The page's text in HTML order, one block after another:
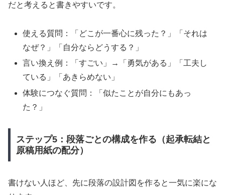
だと考えると書きやすいです。
使える質問：「どこが一番心に残った？」「それは
なぜ？」「自分ならどうする？」
言い換え例：「すごい」→「勇気がある」「工夫し
ている」「あきらめない」
体験につなぐ質問：「似たことが自分にもあっ
た？」
ステップ5：段落ごとの構成を作る（起承転結と
原稿用紙の配分）
書けない人ほど、先に段落の設計図を作ると一気に楽にな